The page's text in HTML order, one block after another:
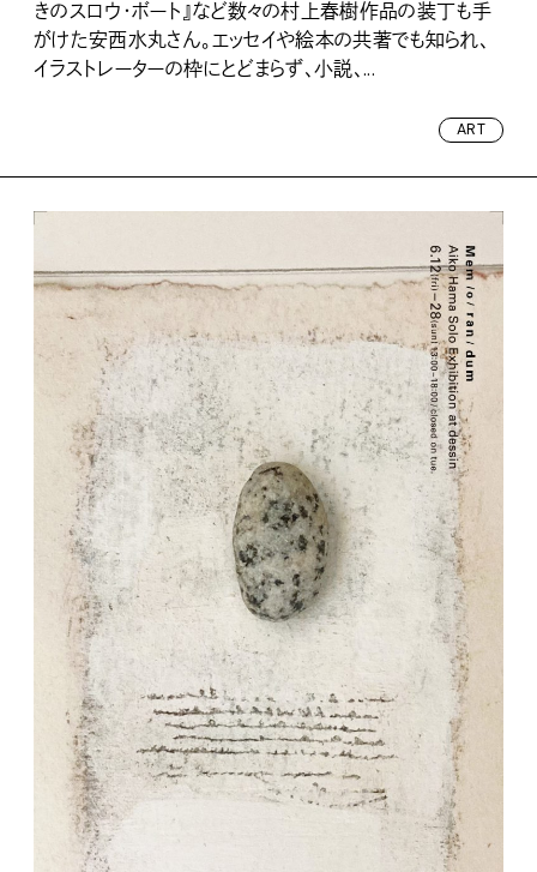
きのスロウ・ボート』など数々の村上春樹作品の装丁も手
がけた安西水丸さん。エッセイや絵本の共著でも知られ、
イラストレーターの枠にとどまらず、小説、...
ART